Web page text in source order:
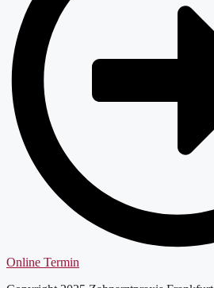
Online Termin